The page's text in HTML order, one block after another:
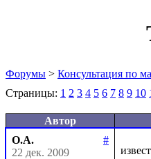
Форумы > Консультация по
Страницы: 1 2 3 4 5 6 7 8 9 10
Автор
О.А.
#
22 дек. 2009